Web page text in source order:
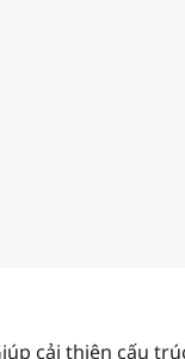
cải thiện cấu